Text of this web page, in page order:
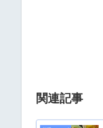
関連記事